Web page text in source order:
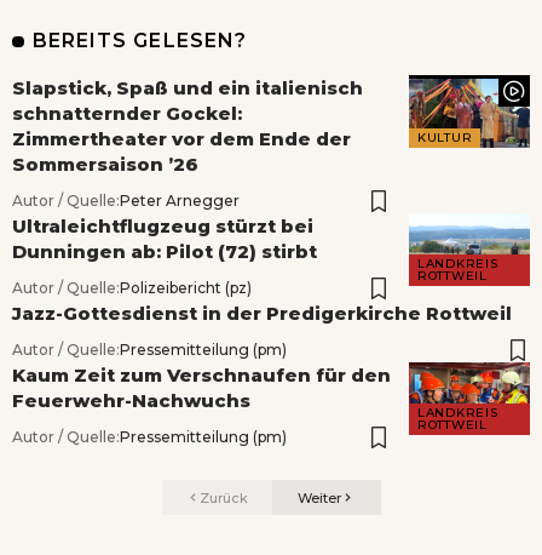
BEREITS GELESEN?
KULTUR
Slapstick, Spaß und ein italienisch
schnatternder Gockel:
Zimmertheater vor dem Ende der
Sommersaison ’26
Autor / Quelle:Peter Arnegger
LANDKREIS
ROTTWEIL
Ultraleichtflugzeug stürzt bei
Dunningen ab: Pilot (72) stirbt
Autor / Quelle:Polizeibericht (pz)
Jazz-Gottesdienst in der Predigerkirche Rottweil
Autor / Quelle:Pressemitteilung (pm)
LANDKREIS
ROTTWEIL
Kaum Zeit zum Verschnaufen für den
Feuerwehr-Nachwuchs
Autor / Quelle:Pressemitteilung (pm)
Zurück Weiter